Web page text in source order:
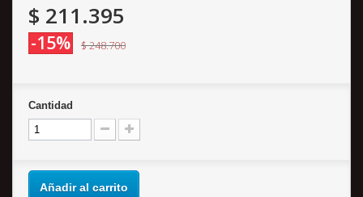
$ 211.395
-15% $ 248.700
Cantidad
Añadir al carrito